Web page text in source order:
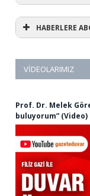
HABERLERE
VIDEOLARIMIZ
Prof. Dr. Melek
buluyorum” (Video)